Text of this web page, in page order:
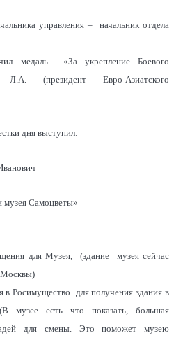
управления – начальник отдела
медаль «За укрепление Боевого
(президент Евро-Азиатского
дня выступил:
музея Самоцветы»
для Музея, (здание музея сейчас
Москвы)
Росимущество для получения здания в
музее есть что показать, большая
для смены. Это поможет музею